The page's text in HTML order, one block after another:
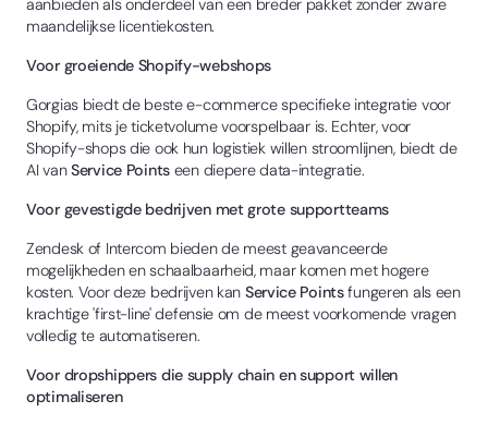
aanbieden als onderdeel van een breder pakket zonder zware
maandelijkse licentiekosten.
Voor groeiende Shopify-webshops
Gorgias biedt de beste e-commerce specifieke integratie voor
Shopify, mits je ticketvolume voorspelbaar is. Echter, voor
Shopify-shops die ook hun logistiek willen stroomlijnen, biedt de
AI vanService Pointseen diepere data-integratie.
Voor gevestigde bedrijven met grote supportteams
Zendesk of Intercom bieden de meest geavanceerde
mogelijkheden en schaalbaarheid, maar komen met hogere
kosten. Voor deze bedrijven kan Service Pointsfungeren als een
krachtige 'first-line' defensie om de meest voorkomende vragen
volledig te automatiseren.
Voor dropshippers die supply chain en support willen
optimaliseren